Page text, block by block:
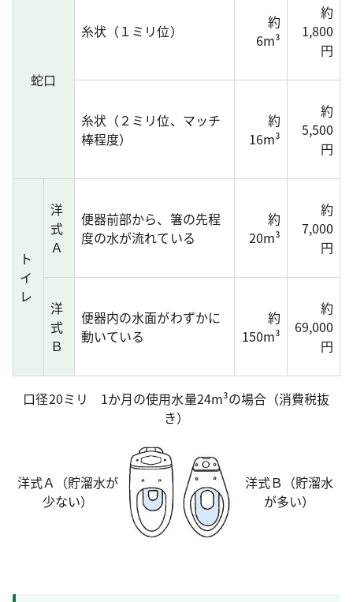
蛇口
糸状（１ミリ位）
約
6m³
約
1,800
円
糸状（２ミリ位、マッチ
棒程度）
約
16m³
約
5,500
円
ト
イ
レ
洋
式
Ａ
便器前部から、箸の先程
度の水が流れている
約
20m³
約
7,000
円
洋
式
Ｂ
便器内の水面がわずかに
動いている
約
150m³
約
69,000
円
口径20ミリ 1か月の使用水量24m³の場合（消費税抜
き）
洋式Ａ（貯溜水が
少ない）
洋式Ｂ（貯溜水
が多い）